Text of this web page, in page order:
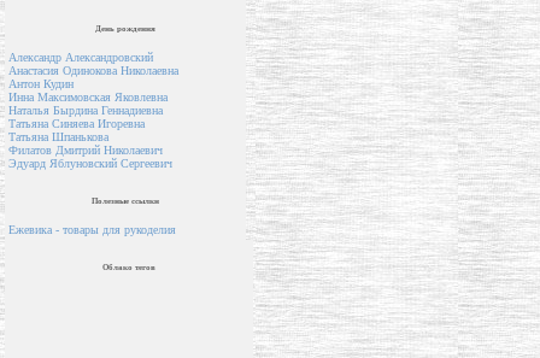
День рождения
Александр Александровский
Анастасия Одинокова Николаевна
Антон Кудин
Инна Максимовская Яковлевна
Наталья Бырдина Геннадиевна
Татьяна Синяева Игоревна
Татьяна Шпанькова
Филатов Дмитрий Николаевич
Эдуард Яблуновский Сергеевич
Полезные ссылки
Ежевика - товары для рукоделия
Облако тегов